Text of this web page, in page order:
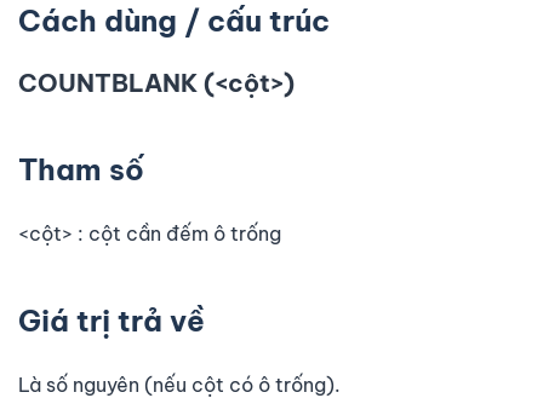
Cách dùng / cấu trúc
COUNTBLANK (<cột>)
Tham số
<cột> : cột cần đếm ô trống
Giá trị trả về
Là số nguyên (nếu cột có ô trống).